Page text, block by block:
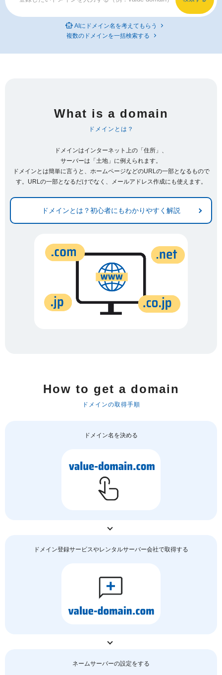
AIにドメイン名を考えてもらう
複数のドメインを一括検索する
What is a domain
ドメインとは？
ドメインはインターネット上の「住所」、
サーバーは「土地」に例えられます。
ドメインとは簡単に言うと、ホームページなどのURLの一部となるもので
す。URLの一部となるだけでなく、メールアドレス作成にも使えます。
ドメインとは？初心者にもわかりやすく解説
How to get a domain
ドメインの取得手順
ドメイン名を決める
ドメイン登録サービスやレンタルサーバー会社で取得する
ネームサーバーの設定をする